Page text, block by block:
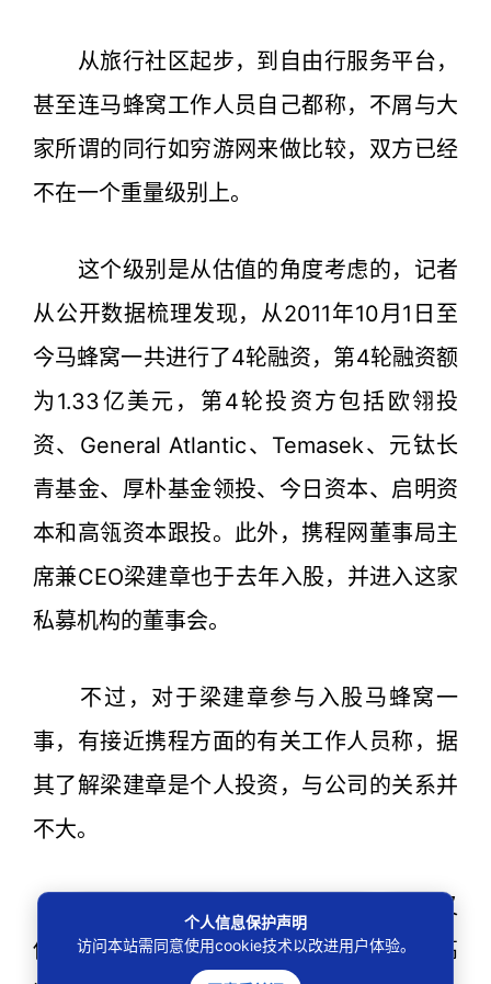
从旅行社区起步，到自由行服务平台，
甚至连马蜂窝工作人员自己都称，不屑与大
家所谓的同行如穷游网来做比较，双方已经
不在一个重量级别上。
这个级别是从估值的角度考虑的，记者
从公开数据梳理发现，从2011年10月1日至
今马蜂窝一共进行了4轮融资，第4轮融资额
为1.33亿美元，第4轮投资方包括欧翎投
资、General Atlantic、Temasek、元钛长
青基金、厚朴基金领投、今日资本、启明资
本和高瓴资本跟投。此外，携程网董事局主
席兼CEO梁建章也于去年入股，并进入这家
私募机构的董事会。
不过，对于梁建章参与入股马蜂窝一
事，有接近携程方面的有关工作人员称，据
其了解梁建章是个人投资，与公司的关系并
不大。
值得注意的是，在今年8月份，市场又
传出马蜂窝拟融资3亿美元的消息，估值高
个人信息保护声明
访问本站需同意使用cookie技术以改进用户体验。